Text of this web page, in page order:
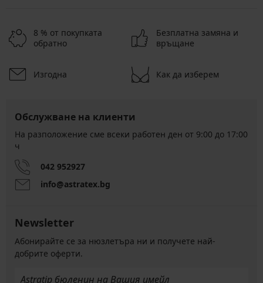
8 % от покупката
обратно
Безплатна замяна и
връщане
Изгодна Как да изберем
Обслужване на клиенти
На разположение сме всеки работен ден от 9:00 до 17:00
ч
042 952927
info@astratex.bg
Newsletter
Абонирайте се за нюзлетъра ни и получете най-
добрите оферти.